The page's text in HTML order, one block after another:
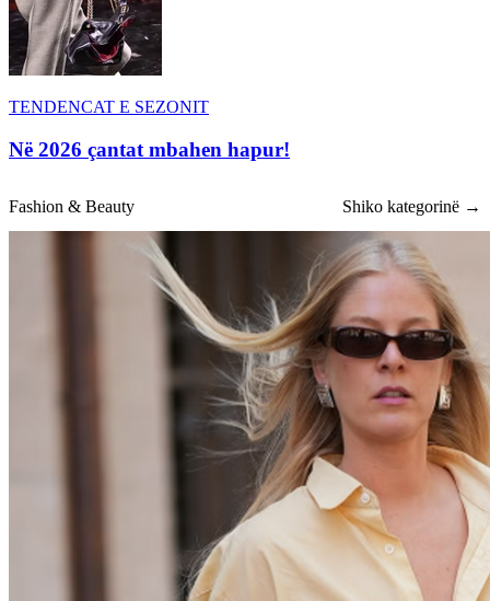
TENDENCAT E SEZONIT
Në 2026 çantat mbahen hapur!
Fashion & Beauty Shiko kategorinë →